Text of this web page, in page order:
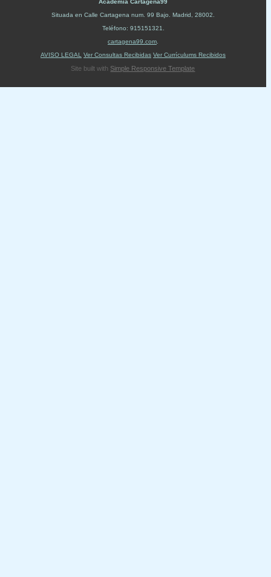
Academia Cartagena99
Situada en Calle Cartagena num. 99 Bajo Madrid 28002
Teléfono: 915151321
cartagena99.com
AVISO LEGAL
Ver Consultas Recibidas Ver Currículums Recibidos
Site built with Simple Responsive Template